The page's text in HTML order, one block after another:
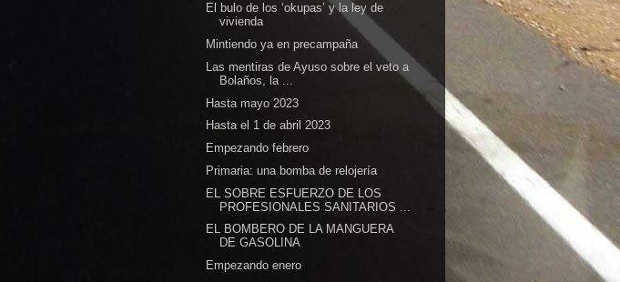
El bulo de los ‘okupas’ y la ley de
vivienda
Mintiendo ya en precampaña
Las mentiras de Ayuso sobre el veto a
Bolaños, la ...
Hasta mayo 2023
Hasta el 1 de abril 2023
Empezando febrero
Primaria: una bomba de relojería
EL SOBRE ESFUERZO DE LOS
PROFESIONALES SANITARIOS ...
EL BOMBERO DE LA MANGUERA
DE GASOLINA
Empezando enero